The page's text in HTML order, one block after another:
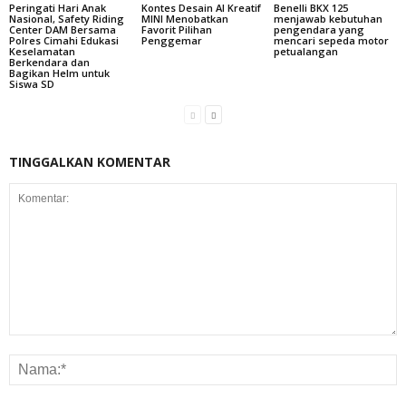
Peringati Hari Anak
Nasional, Safety Riding
Center DAM Bersama
Polres Cimahi Edukasi
Keselamatan
Berkendara dan
Bagikan Helm untuk
Siswa SD
Kontes Desain AI Kreatif
MINI Menobatkan
Favorit Pilihan
Penggemar
Benelli BKX 125
menjawab kebutuhan
pengendara yang
mencari sepeda motor
petualangan
TINGGALKAN KOMENTAR